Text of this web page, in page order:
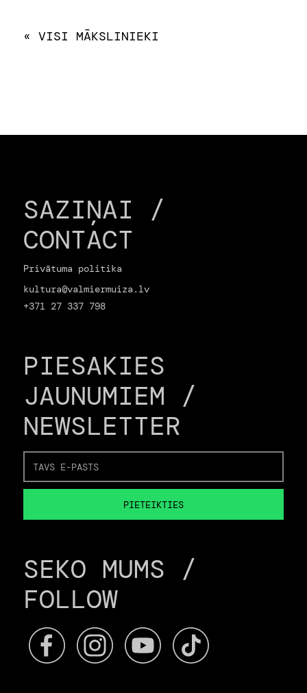
« VISI MĀKSLINIEKI
SAZIŅAI /
CONTACT
Privātuma politika
kultura@valmiermuiza.lv
+371 27 337 798
PIESAKIES
JAUNUMIEM /
NEWSLETTER
SEKO MUMS /
FOLLOW